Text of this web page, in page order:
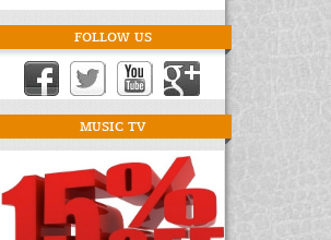
FOLLOW US
MUSIC TV